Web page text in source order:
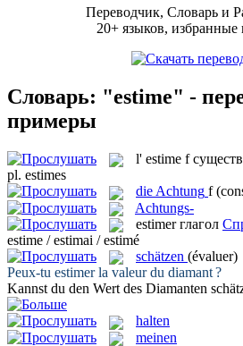
Переводчик, Словарь и
20+ языков, избранные
Словарь: "estime" -
примеры
l' estime f
pl. estimes
die Achtung f
Achtungs-
estimer глагол
estime / estimai / estimé
schätzen (évaluer)
Peux-tu estimerla valeur du diamant ?
Kannst du den Wert des Diamanten
halten
meinen